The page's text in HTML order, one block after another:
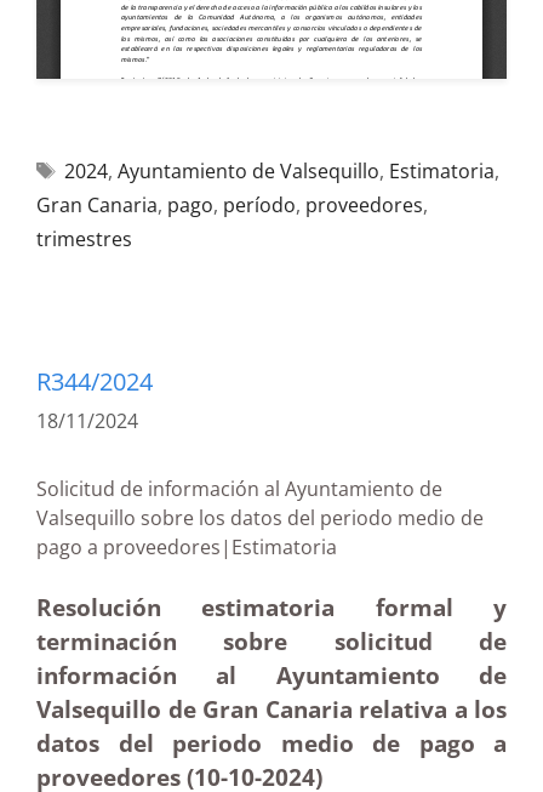
2024, Ayuntamiento de Valsequillo, Estimatoria,
Gran Canaria, pago, período, proveedores,
trimestres
R344/2024
18/11/2024
Solicitud de información al Ayuntamiento de
Valsequillo sobre los datos del periodo medio de
pago a proveedores|Estimatoria
Resolución estimatoria formal y
terminación sobre solicitud de
información al Ayuntamiento de
Valsequillo de Gran Canaria relativa a los
datos del periodo medio de pago a
proveedores (10-10-2024)